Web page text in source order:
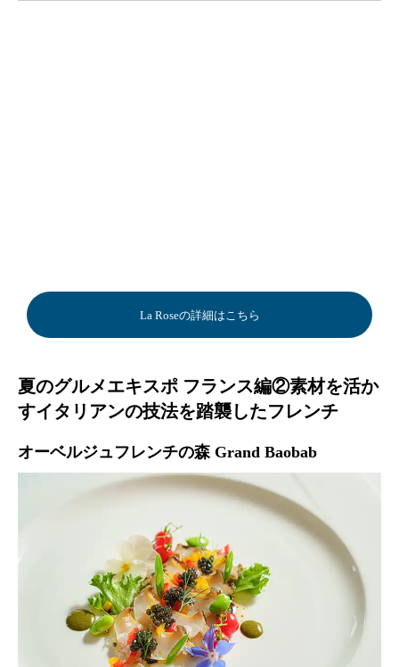
La Roseの詳細はこちら
夏のグルメエキスポ フランス編②素材を活か
すイタリアンの技法を踏襲したフレンチ
オーベルジュフレンチの森 Grand Baobab